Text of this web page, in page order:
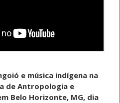
e música indígena na
de Antropologia e
Belo Horizonte, MG, dia